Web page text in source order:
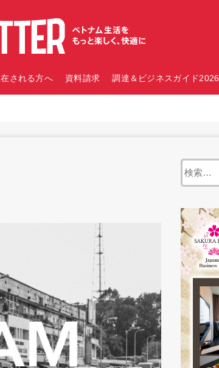
される方へ 資料請求 調達＆ビジネスガイド2026